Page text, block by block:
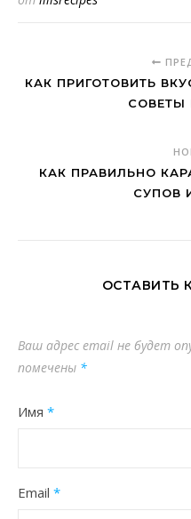
КАК ПРИГОТОВИТЬ
СОВЕТЫ
КАК ПРАВИЛЬНО
СУПОВ
ОСТАВИТЬ
Ваш адрес email не будет
помечены *
Имя *
Email *